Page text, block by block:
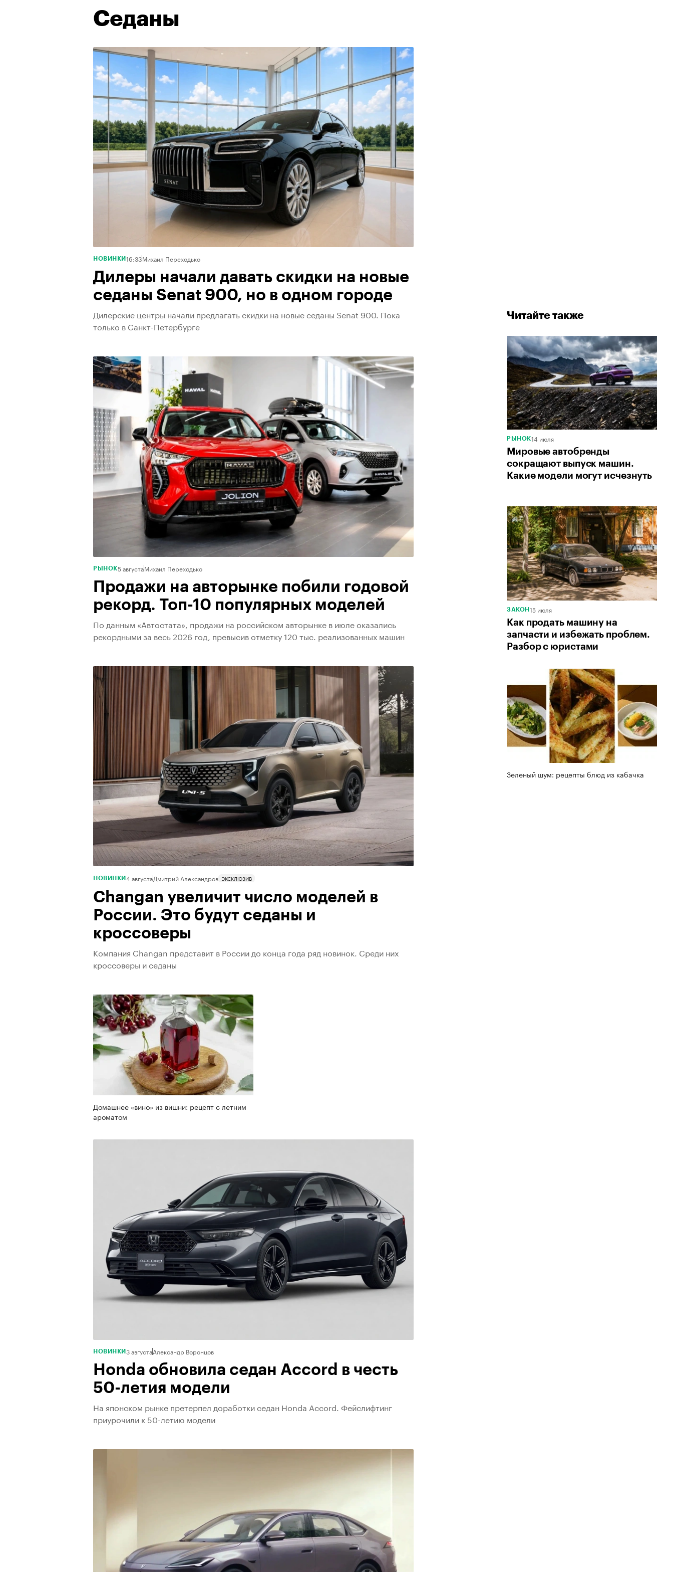
Седаны
НОВИНКИ 16:33Михаил Переходько
Дилеры начали давать скидки на новые
седаны Senat 900, но в одном городе
Дилерские центры начали предлагать скидки на новые седаны Senat 900. Пока
только в Санкт-Петербурге
РЫНОК5 августаМихаил Переходько
Продажи на авторынке побили годовой
рекорд. Топ-10 популярных моделей
По данным «Автостата», продажи на российском авторынке в июле оказались
рекордными за весь 2026 год, превысив отметку 120 тыс. реализованных машин
НОВИНКИ 4 августаДмитрий Александров ЭКСКЛЮЗИВ
Changan увеличит число моделей в
России. Это будут седаны и
кроссоверы
Компания Changan представит в России до конца года ряд новинок. Среди них
кроссоверы и седаны
Домашнее «вино» из вишни: рецепт с летним
ароматом
НОВИНКИ 3 августаАлександр Воронцов
Honda обновила седан Accord в честь
50-летия модели
На японском рынке претерпел доработки седан Honda Accord. Фейслифтинг
приурочили к 50-летию модели
Читайте также
РЫНОК14 июля
Мировые автобренды
сокращают выпуск машин.
Какие модели могут исчезнуть
ЗАКОН 15 июля
Как продать машину на
запчасти и избежать проблем.
Разбор с юристами
Зеленый шум: рецепты блюд из кабачка